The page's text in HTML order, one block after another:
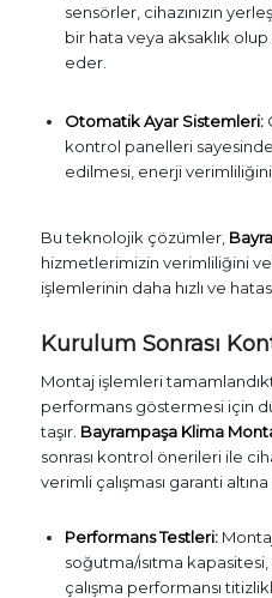
sensörler, cihazınızın
bir hata veya aksaklık olup
eder.
Otomatik Ayar Sistemleri:
kontrol panelleri
edilmesi, enerji verimliliğini
Bu teknolojik çözümler,
hizmetlerimizin verimliliğini
işlemlerinin daha hızlı ve
Kurulum Sonrası
Montaj işlemleri
performans göstermesi için
taşır. Bayrampaşa Klima
sonrası kontrol önerileri ile
verimli çalışması garanti altına
Performans Testleri:Montaj
soğutma/ısıtma
çalışma performansı